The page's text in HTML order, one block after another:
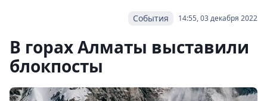
14:55, 03 декабря 2022
События
В горах Алматы выставили
блокпосты